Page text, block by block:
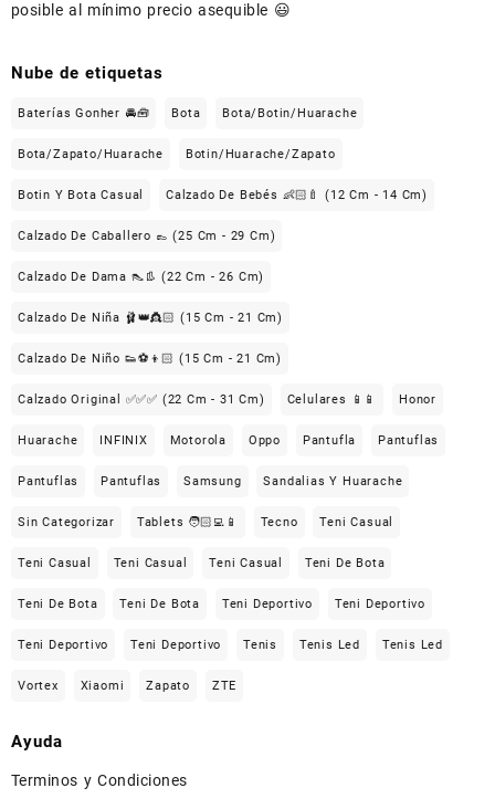
posible al mínimo precio asequible 😃
Nube de etiquetas
Baterías Gonher 🚘🧰 Bota Bota/Botin/Huarache
Bota/Zapato/Huarache Botin/Huarache/Zapato
Botin Y Bota Casual Calzado De Bebés 👶🏻🍼 (12 Cm - 14 Cm)
Calzado De Caballero 👞 (25 Cm - 29 Cm)
Calzado De Dama 👠👢 (22 Cm - 26 Cm)
Calzado De Niña 🩰👑👸🏻 (15 Cm - 21 Cm)
Calzado De Niño 👟⚽👦🏻 (15 Cm - 21 Cm)
Calzado Original ✅✅✅ (22 Cm - 31 Cm) Celulares 📱📱 Honor
Huarache INFINIX Motorola Oppo Pantufla Pantuflas
Pantuflas Pantuflas Samsung Sandalias Y Huarache
Sin Categorizar Tablets 🧑🏻‍💻📱 Tecno Teni Casual
Teni Casual Teni Casual Teni Casual Teni De Bota
Teni De Bota Teni De Bota Teni Deportivo Teni Deportivo
Teni Deportivo Teni Deportivo Tenis Tenis Led Tenis Led
Vortex Xiaomi Zapato ZTE
Ayuda
Terminos y Condiciones